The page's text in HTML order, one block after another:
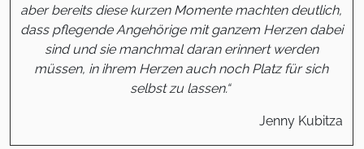
aber bereits diese kurzen Momente machten deutlich,
dass pflegende Angehörige mit ganzem Herzen dabei
sind und sie manchmal daran erinnert werden
müssen, in ihrem Herzen auch noch Platz für sich
selbst zu lassen.“
Jenny Kubitza